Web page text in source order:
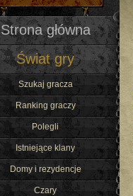
Strona główna
Świat gry
Szukaj gracza
Ranking graczy
Polegli
Istniejące klany
Domy i rezydencje
Czary